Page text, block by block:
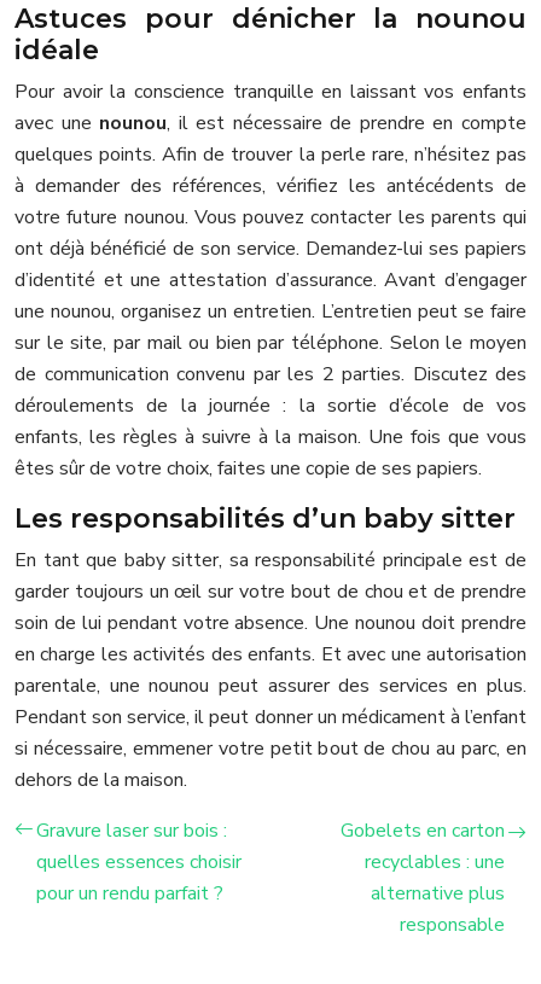
Astuces pour dénicher la nounou
idéale
Pour avoir la conscience tranquille en laissant vos enfants
avec une nounou, il est nécessaire de prendre en compte
quelques points. Afin de trouver la perle rare, n’hésitez pas
à demander des références, vérifiez les antécédents de
votre future nounou. Vous pouvez contacter les parents qui
ont déjà bénéficié de son service. Demandez-lui ses papiers
d’identité et une attestation d’assurance. Avant d’engager
une nounou, organisez un entretien. L’entretien peut se faire
sur le site, par mail ou bien par téléphone. Selon le moyen
de communication convenu par les 2 parties. Discutez des
déroulements de la journée : la sortie d’école de vos
enfants, les règles à suivre à la maison. Une fois que vous
êtes sûr de votre choix, faites une copie de ses papiers.
Les responsabilités d’un baby sitter
En tant que baby sitter, sa responsabilité principale est de
garder toujours un œil sur votre bout de chou et de prendre
soin de lui pendant votre absence. Une nounou doit prendre
en charge les activités des enfants. Et avec une autorisation
parentale, une nounou peut assurer des services en plus.
Pendant son service, il peut donner un médicament à l’enfant
si nécessaire, emmener votre petit bout de chou au parc, en
dehors de la maison.
Gravure laser sur bois :
quelles essences choisir
pour un rendu parfait ?
Gobelets en carton
recyclables : une
alternative plus
responsable